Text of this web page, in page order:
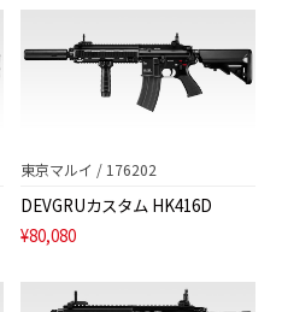
東京マルイ / 176202
DEVGRUカスタム HK416D
¥80,080